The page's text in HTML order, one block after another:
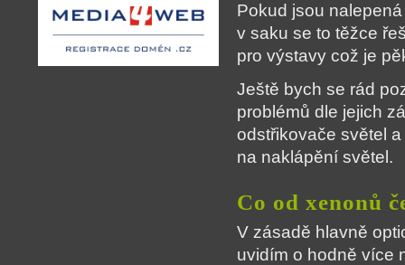
Pokud jsou
v saku se to těžce
pro výstavy což je
Ještě bych se rád
problémů dle jejich
odstřikovače světel
na naklápění světel.
Co od xenonů
V zásadě hlavně
uvidím o hodně více